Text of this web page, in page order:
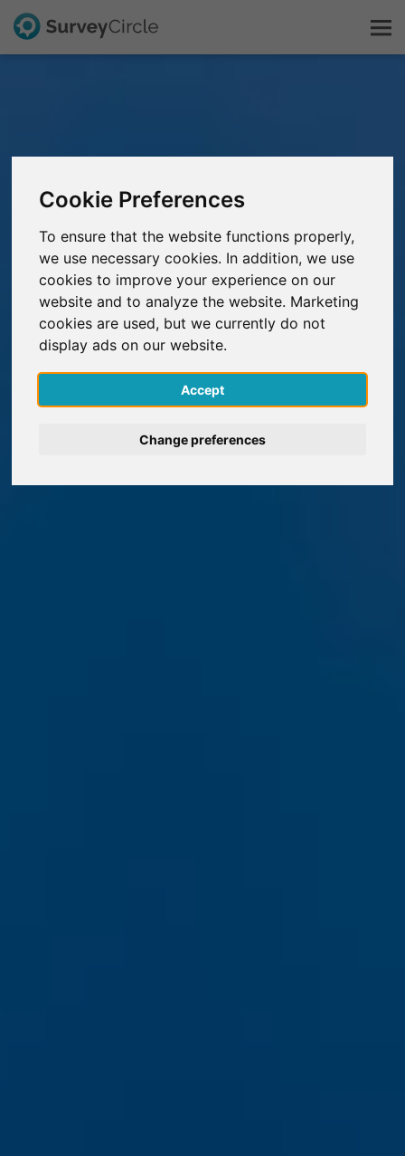
Cookie Preferences
To ensure that the website functions properly,
we use necessary cookies. In addition, we use
cookies to improve your experience on our
website and to analyze the website. Marketing
cookies are used, but we currently do not
display ads on our website.
Accept
Change preferences
FAQ
Gratis registreren
Inloggen
English
Deutsch
Español